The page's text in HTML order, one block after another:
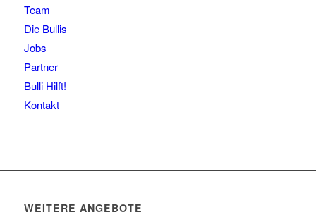
Team
Die Bullis
Jobs
Partner
Bulli Hilft!
Kontakt
WEITERE ANGEBOTE